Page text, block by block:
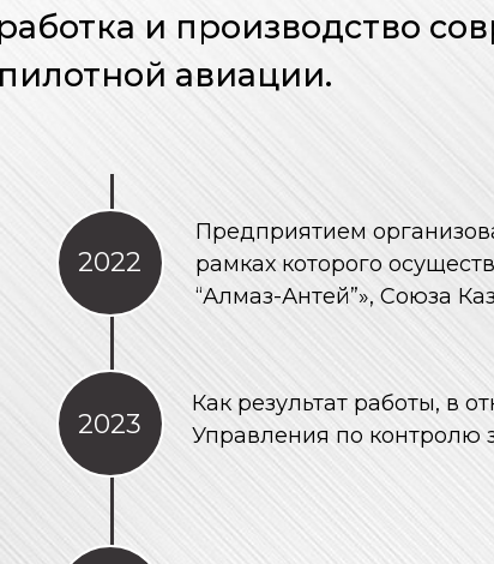
Как результат работы, в
Управления по
Предприятием
рамках которого
“Алмаз-Антей”», Союза
и производство
авиации.
2022
2023